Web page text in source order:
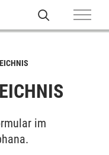
im